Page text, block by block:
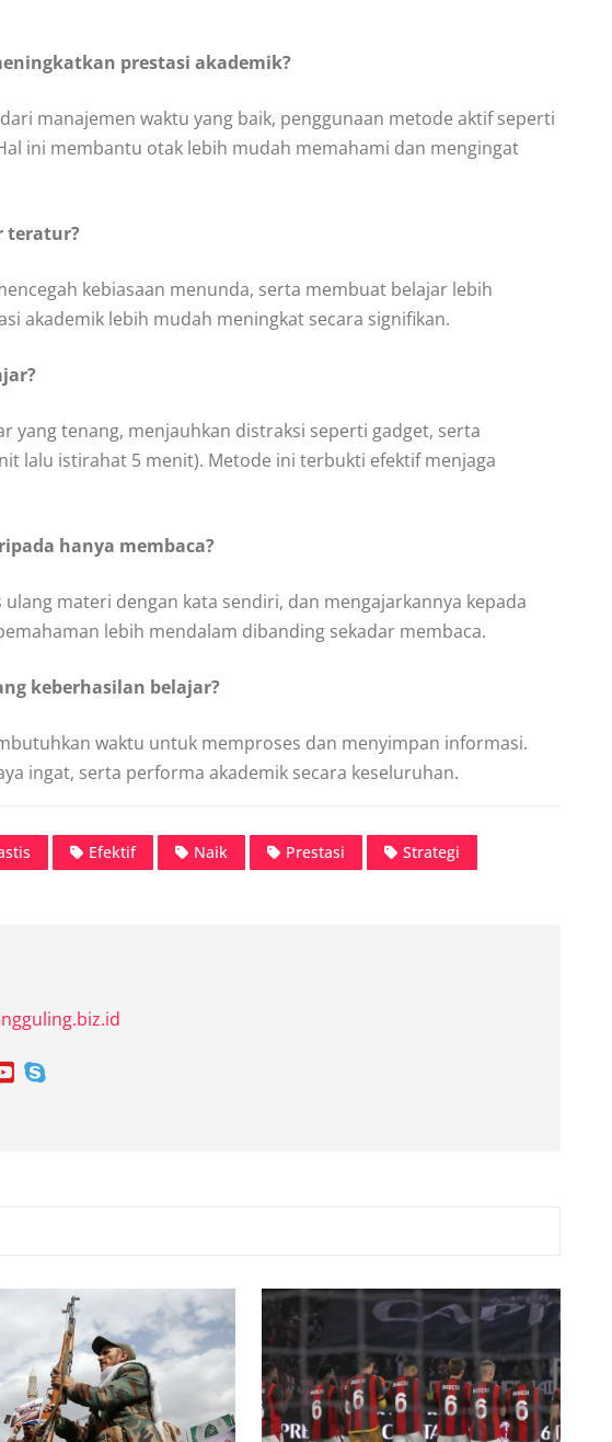
prestasi akademik?
manajemen waktu yang baik, penggunaan metode aktif seperti
ini membantu otak lebih mudah memahami dan mengingat
teratur?
kebiasaan menunda, serta membuat belajar lebih
akademik lebih mudah meningkat secara signifikan.
yang tenang, menjauhkan distraksi seperti gadget, serta
lalu istirahat 5 menit). Metode ini terbukti efektif menjaga
hanya membaca?
materi dengan kata sendiri, dan mengajarkannya kepada
lebih mendalam dibanding sekadar membaca.
keberhasilan belajar?
waktu untuk memproses dan menyimpan informasi.
ingat, serta performa akademik secara keseluruhan.
Efektif Naik Prestasi Strategi